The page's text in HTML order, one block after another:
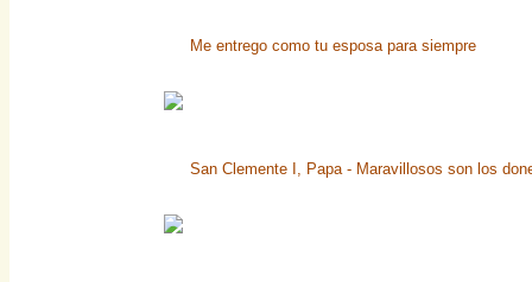
Me entrego como tu esposa para siempre
San Clemente I, Papa - Maravillosos son los